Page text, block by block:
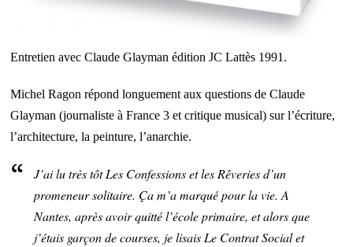
Entretien avec Claude Glayman édition JC Lattès 1991.
Michel Ragon répond longuement aux questions de Claude
Glayman (journaliste à France 3 et critique musical) sur l’écriture,
l’architecture, la peinture, l’anarchie.
J’ai lu très tôtLes Confessionset les Rêveries d’un
promeneur solitaire. Ça m’a marqué pour la vie. A
Nantes, après avoir quitté l’école primaire, et alors que
j’étais garçon de courses, je lisais Le Contrat Socialet